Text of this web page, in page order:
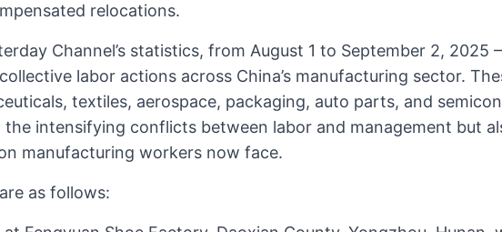
relocations.
Channel’s statistics, from August 1 to September 2, 2025
labor actions across China’s manufacturing sector.
textiles, aerospace, packaging, auto parts, and
intensifying conflicts between labor and management but
manufacturing workers now face.
as follows: